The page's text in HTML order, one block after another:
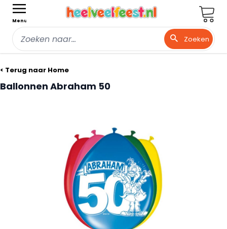
Menu
Zoeken
< Terug naar Home
Ballonnen Abraham 50